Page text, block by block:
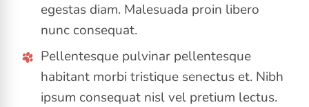
egestas diam. Malesuada proin libero
nunc consequat.
Pellentesque pulvinar pellentesque
habitant morbi tristique senectus et. Nibh
ipsum consequat nisl vel pretium lectus.